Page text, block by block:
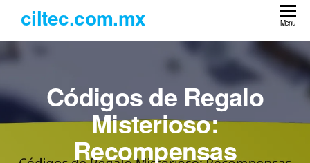
the
content
ciltec.com.mx Menu
Códigos de Regalo
Misterioso:
Recompensas